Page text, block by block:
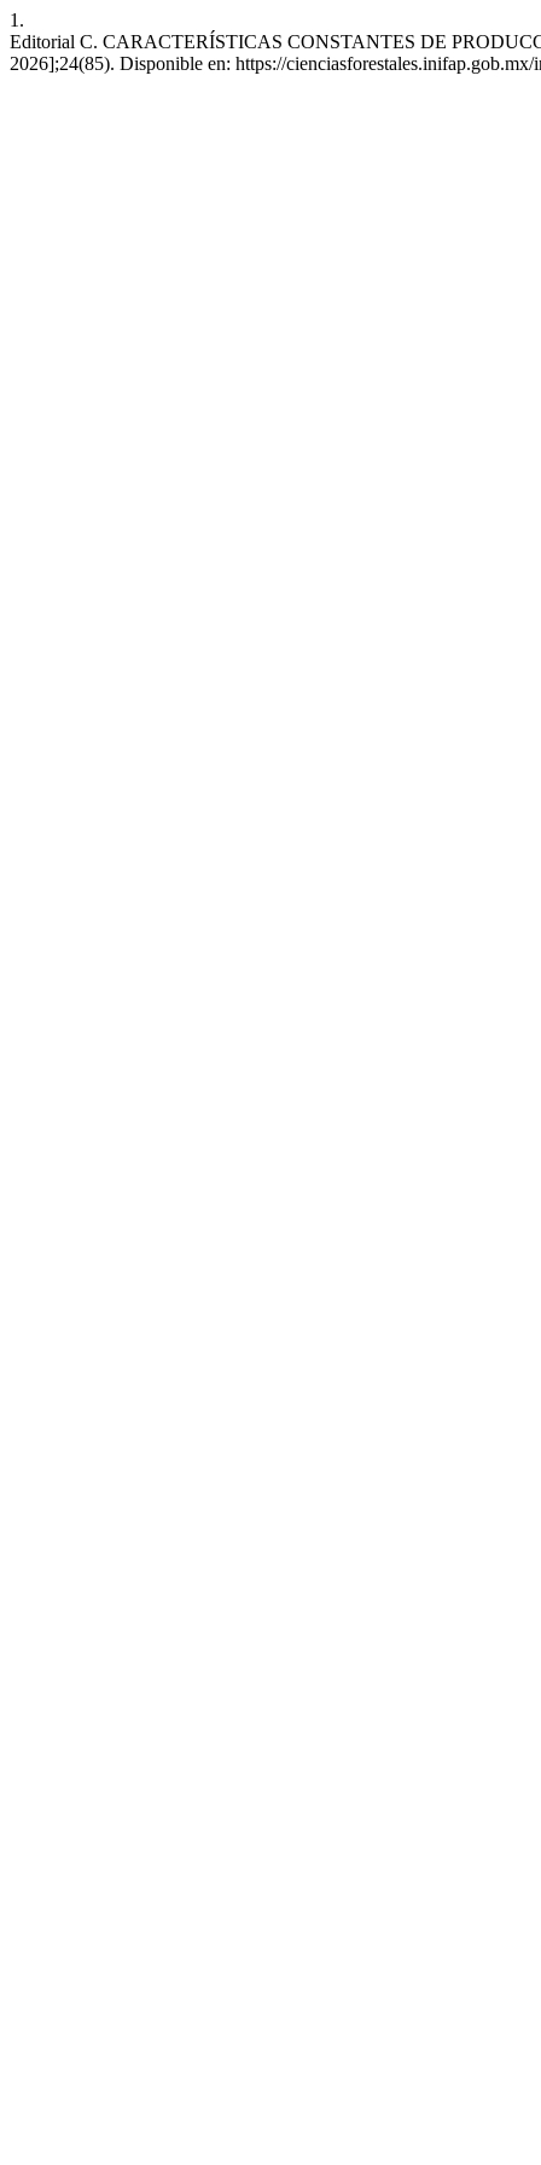
1.
Editorial C. CARACTERÍSTICAS CONSTANTES DE
2026];24(85). Disponible en: https://